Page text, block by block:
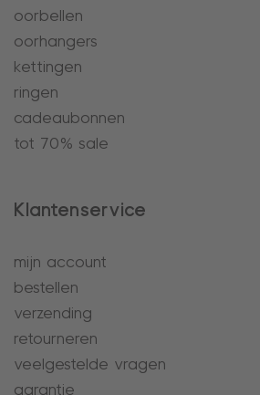
oorbellen
oorhangers
kettingen
ringen
cadeaubonnen
tot 70% sale
Klantenservice
mijn account
bestellen
verzending
retourneren
veelgestelde vragen
garantie